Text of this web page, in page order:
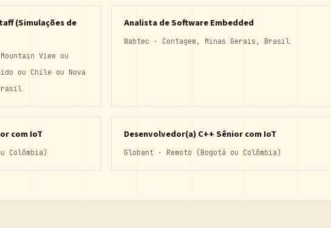
(Simulações de
View ou
ou Chile ou Nova
Analista de Software Embedded
Wabtec · Contagem, Minas Gerais, Brasil
com IoT
Colômbia)
Desenvolvedor(a) C++ Sênior com IoT
Globant · Remoto (Bogotá ou Colômbia)